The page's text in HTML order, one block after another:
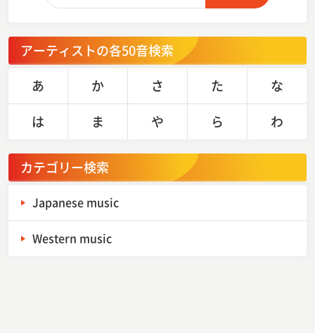
アーティストの各50音検索
あ
か さ た
な
は
ま や ら わ
カテゴリー検索
Japanese music
Western music